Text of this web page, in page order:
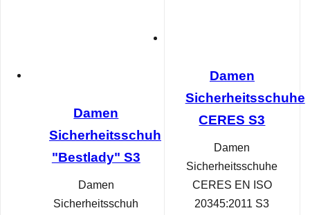
Damen
Sicherheitsschuh
"Bestlady" S3
Damen
Sicherheitsschuh
Damen
Sicherheitsschuhe
CERES S3
Damen
Sicherheitsschuhe
CERES EN ISO
20345:2011 S3